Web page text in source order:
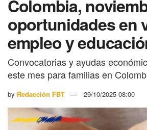
Colombia,
oportunidades en
empleo y
Convocatorias y ayudas
este mes para familias en
by Redacción FBT 29/10/2025 08:00